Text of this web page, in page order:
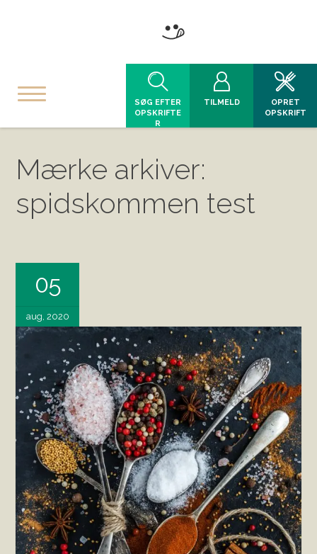
SØG EFTER
OPSKRIFTE
R
TILMELD
OPRET
OPSKRIFT
Mærke arkiver:
spidskommen test
05
aug, 2020